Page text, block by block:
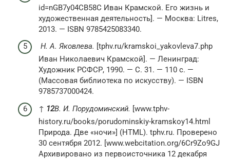
id=nGB7y04CB58C Иван Крамской. Его жизнь и
художественная деятельность]. — Москва: Litres,
2013. — ISBN 9785425083340.
Н. А. Яковлева. [tphv.ru/kramskoi_yakovleva7.php
Иван Николаевич Крамской]. — Ленинград:
Художник РСФСР, 1990. — С. 31. — 110 с. —
(Массовая библиотека по искусству). — ISBN
9785737000424.
↑ 12В. И. Порудоминский. [www.tphv-
history.ru/books/porudominskiy-kramskoy14.html
Природа. Две «ночи»] (HTML). tphv.ru. Проверено
30 сентября 2012. [www.webcitation.org/6Cr9Zo9GJ
Архивировано из первоисточника 12 декабря